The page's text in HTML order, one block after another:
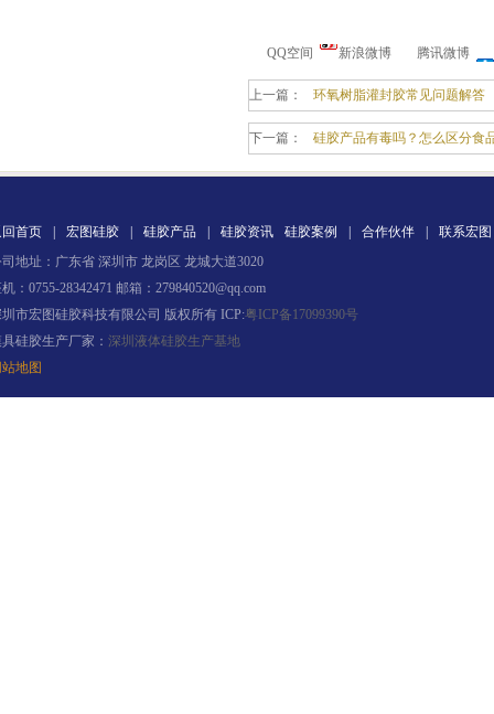
环保电子灌封胶
QQ空间 新浪微博 腾讯微博
上一篇： 环氧树脂灌封胶常见问题解答
下一篇： 硅胶产品有毒吗？怎么区分食
首页 宏图硅胶 硅胶产品 硅胶资讯 硅胶案例 合作伙伴
联系宏图
地址：广东省 深圳市 龙岗区 龙城大道3020
：0755-28342471 邮箱：279840520@qq.com
市宏图硅胶科技有限公司 版权所有 ICP:粤ICP备17099390号
硅胶生产厂家： 深圳液体硅胶生产基地
地图